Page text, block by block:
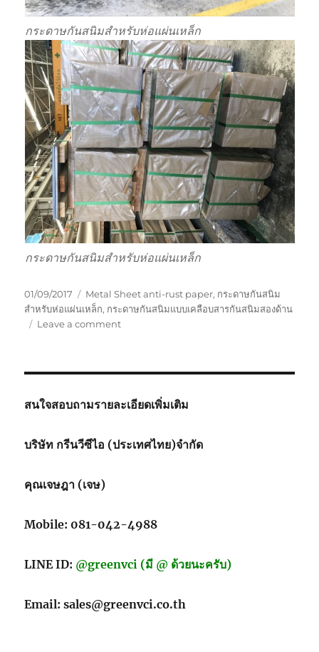
กระดาษกันสนิมสำหรับห่อแผ่นเหล็ก
กระดาษกันสนิมสำหรับห่อแผ่นเหล็ก
Posted
on
01/09/2017 Tags
Metal Sheet anti-rust paper, กระดาษกันสนิม
สำหรับห่อแผ่นเหล็ก, กระดาษกันสนิมแบบเคลือบสารกันสนิมสองด้าน
Leave a commenton
ห่อ
สนใจสอบถามรายละเอียดเพิ่มเติม
บริษัท กรีนวีซีไอ (ประเทศไทย)จำกัด
คุณเจษฎา (เจษ)
Mobile: 081-042-4988
LINE ID: @greenvci (มี @ ด้วยนะครับ)
Email: sales@greenvci.co.th